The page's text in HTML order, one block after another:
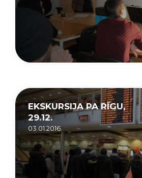
EKSKURSIJA PA RĪGU,
29.12.
03.01.2016.